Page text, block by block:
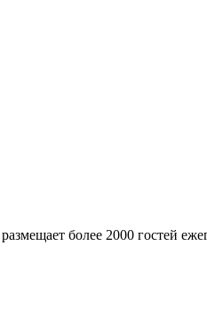
более 2000 гостей